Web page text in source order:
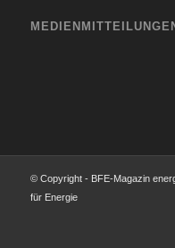
© Copyright - BFE-Magazin
für Energie